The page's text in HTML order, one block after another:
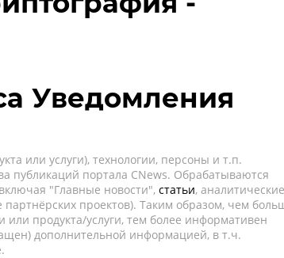
Уведомления
или услуги), технологии, персоны и т.п.
публикаций портала CNews. Обрабатываются
"Главные новости", статьи, аналитические
проектов). Таким образом, чем
продукта/услуги, тем более информативен
дополнительной информацией, в т.ч.